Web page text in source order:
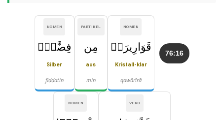
76:16
NOMEN
قَوَارِيرَا۟
Kristall-klar
qawārīrā
PARTIKEL
مِن
aus
min
NOMEN
فِضَّةٍۢ
Silber
fiḍḍatin
VERB
NOMEN